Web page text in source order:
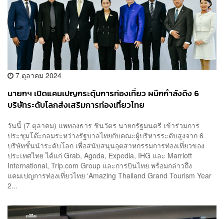
7 ตุลาคม 2024
นายกฯ เปิดแคมเปญกระตุ้นการท่องเที่ยว ผนึกกำลังดึง 6
บริษัทระดับโลกส่งเสริมการท่องเที่ยวไทย
วันนี้ (7 ตุลาคม) แพทองธาร ชินวัตร นายกรัฐมนตรี เข้าร่วมการ
ประชุมโต๊ะกลมระหว่างรัฐบาลไทยกับคณะผู้บริหารระดับสูงจาก 6
บริษัทชั้นนำระดับโลก เพื่อสนับสนุนอุตสาหกรรมการท่องเที่ยวของ
ประเทศไทย ได้แก่ Grab, Agoda, Expedia, IHG และ Marriott
International, Trip.com Group และการบินไทย พร้อมกล่าวถึง
แคมเปญการท่องเที่ยวไทย ‘Amazing Thailand Grand Tourism Year
2...